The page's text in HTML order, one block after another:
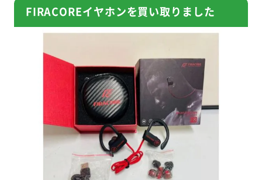
FIRACOREイヤホンを買い取りました